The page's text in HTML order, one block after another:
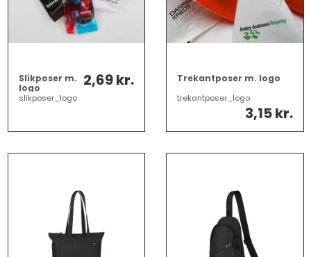
Slikposer m.
logo
slikposer_logo
2,69 kr. Trekantposer m. logo
trekantposer_logo
3,15 kr.